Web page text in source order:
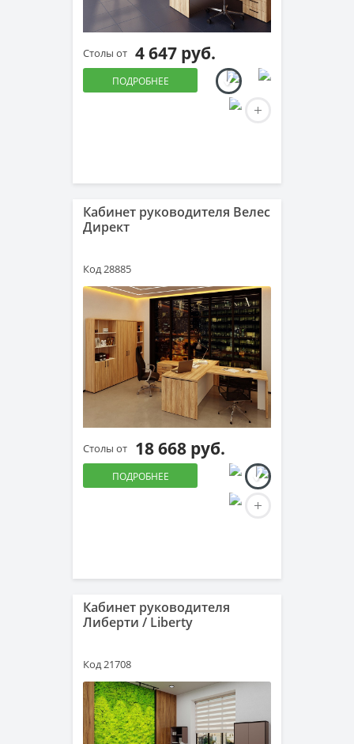
Столы от 4 647 руб.
ПОДРОБНЕЕ
Кабинет руководителя Велес
Директ
Код 28885
Столы от 18 668 руб.
ПОДРОБНЕЕ
Кабинет руководителя
Либерти / Liberty
Код 21708